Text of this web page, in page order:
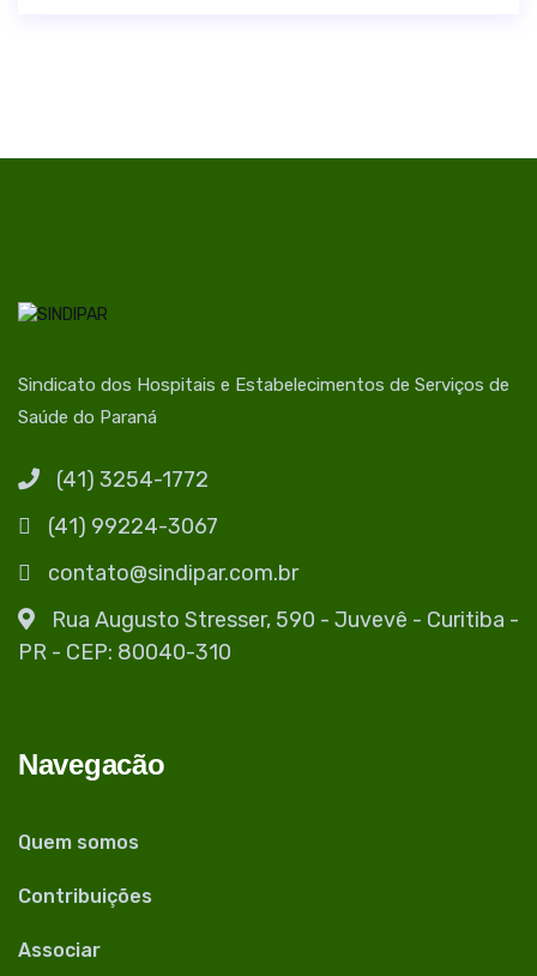
Sindicato dos Hospitais e Estabelecimentos de Serviços de
Saúde do Paraná
(41) 3254-1772
(41) 99224-3067
contato@sindipar.com.br
Rua Augusto Stresser, 590 - Juvevê - Curitiba -
PR - CEP: 80040-310
Navegacão
Quem somos
Contribuições
Associar